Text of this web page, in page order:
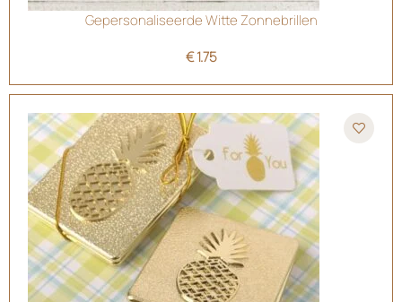
Gepersonaliseerde Witte Zonnebrillen
€1.75